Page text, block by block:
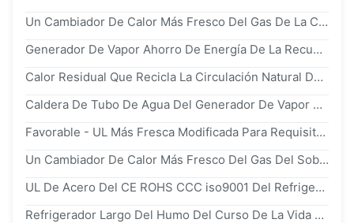
Un Cambiador De Calor Más Fresco Del Gas De La Caldera De ASME Para El Carbono De La Central Eléctrica/El Acero Inoxidable
Generador De Vapor Ahorro De Energía De La Recuperación De Calor De HRSG, Caldera De Recuperación De Calor Residual
Calor Residual Que Recicla La Circulación Natural Del Generador De Vapor De La Recuperación De Calor De HRSG
Caldera De Tubo De Agua Del Generador De Vapor De La Recuperación De Calor Del Calor Residual HRSG De 5t -130t
Favorable - UL Más Fresca Modificada Para Requisitos Particulares Ambiente Del CE ROHS CCC iso9001 Del Humo
Un Cambiador De Calor Más Fresco Del Gas Del Sobrecalentador De Acero Inoxidable Y Del Recalentador Para La Industria
UL De Acero Del CE ROHS CCC iso9001 Del Refrigerador Del Humo Del Intercambio Del Calor Residual De Carbono
Refrigerador Largo Del Humo Del Curso De La Vida Para El Uso De Sequía O De Enfriamiento De Diversos Equipos